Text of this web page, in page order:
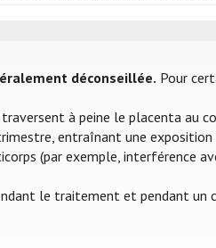
déconseillée. Pour
à peine le placenta au
entraînant une
(par exemple, interférence
le traitement et pendant un